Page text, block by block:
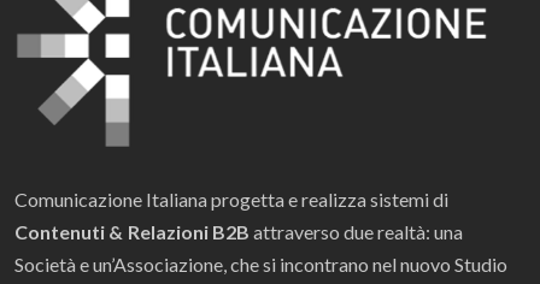
Comunicazione Italiana progetta e realizza sistemi di
Contenuti & Relazioni B2B attraverso due realtà: una
Società e un’Associazione, che si incontrano nel nuovo Studio